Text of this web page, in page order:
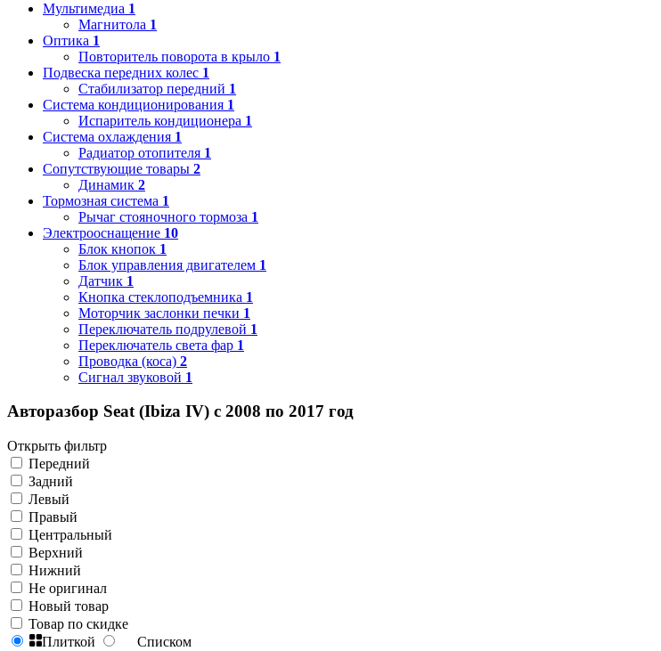
Мультимедиа 1
Магнитола 1
Оптика 1
Повторитель поворота в крыло 1
Подвеска передних колес 1
Стабилизатор передний 1
Система кондиционирования 1
Испаритель кондиционера 1
Система охлаждения 1
Радиатор отопителя 1
Сопутствующие товары 2
Динамик 2
Тормозная система 1
Рычаг стояночного тормоза 1
Электрооснащение 10
Блок кнопок 1
Блок управления двигателем 1
Датчик 1
Кнопка стеклоподъемника 1
Моторчик заслонки печки 1
Переключатель подрулевой 1
Переключатель света фар 1
Проводка (коса) 2
Сигнал звуковой 1
Авторазбор Seat (Ibiza IV) с 2008 по 2017 год
Открыть фильтр
Передний
Задний
Левый
Правый
Центральный
Верхний
Нижний
Не оригинал
Новый товар
Товар по скидке
Плиткой
Списком